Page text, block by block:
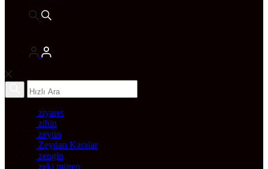
ziyaret
zihin
zeytin
Zeydan Karalar
zengin
zeki müren